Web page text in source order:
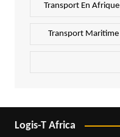
Transport En Afrique
Transport Maritime
Logis-T Africa